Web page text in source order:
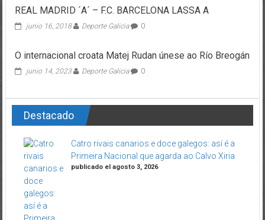
REAL MADRID ´A´ – F.C. BARCELONA LASSA A
junio 16, 2018 Deporte Galicia 0
O internacional croata Matej Rudan únese ao Río Breogán
junio 14, 2023 Deporte Galicia 0
Destacado
Catro rivais canarios e doce galegos: así é a
Primeira Nacional que agarda ao Calvo Xiria
publicado el agosto 3, 2026